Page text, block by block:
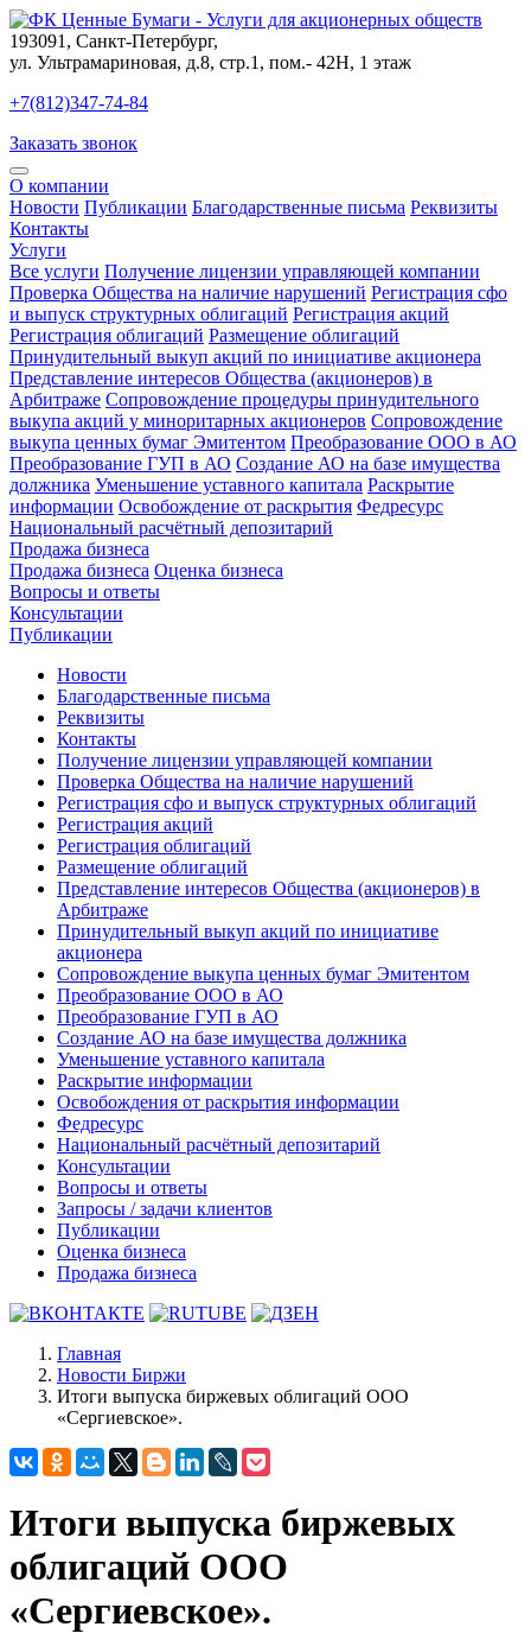
193091 , Санкт-Петербург,
ул. Ультрамариновая, д.8, стр.1, пом.- 42Н, 1 этаж
+7(812)347-74-84
Заказать звонок
О компании
Новости Публикации Благодарственные письма Реквизиты
Контакты
Услуги
Все услуги Получение лицензии управляющей компании
Проверка Общества на наличие нарушений Регистрация сфо
и выпуск структурных облигаций Регистрация акций
Регистрация облигаций Размещение облигаций
Принудительный выкуп акций по инициативе акционера
Представление интересов Общества (акционеров) в
Арбитраже Сопровождение процедуры принудительного
выкупа акций у миноритарных акционеров Сопровождение
выкупа ценных бумаг Эмитентом Преобразование ООО в АО
Преобразование ГУП в АО Создание АО на базе имущества
должника Уменьшение уставного капитала Раскрытие
информации Освобождение от раскрытия Федресурс
Национальный расчётный депозитарий
Продажа бизнеса
Продажа бизнеса Оценка бизнеса
Вопросы и ответы
Консультации
Публикации
Новости
Благодарственные письма
Реквизиты
Контакты
Получение лицензии управляющей компании
Проверка Общества на наличие нарушений
Регистрация сфо и выпуск структурных облигаций
Регистрация акций
Регистрация облигаций
Размещение облигаций
Представление интересов Общества (акционеров) в
Арбитраже
Принудительный выкуп акций по инициативе
акционера
Сопровождение выкупа ценных бумаг Эмитентом
Преобразование ООО в АО
Преобразование ГУП в АО
Создание АО на базе имущества должника
Уменьшение уставного капитала
Раскрытие информации
Освобождения от раскрытия информации
Федресурс
Национальный расчётный депозитарий
Консультации
Вопросы и ответы
Запросы / задачи клиентов
Публикации
Оценка бизнеса
Продажа бизнеса
Главная
Новости Биржи
Итоги выпуска биржевых облигаций ООО
«Сергиевское».
Итоги выпуска биржевых
облигаций ООО
«Сергиевское».